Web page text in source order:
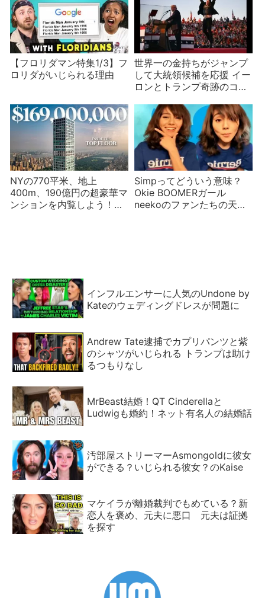
【フロリダマン特集1/3】フ
ロリダがいじられる理由
世界一の金持ちがジャンプ
して大統領候補を応援 イー
ロンとトランプ奇跡のコラ
NYの770平米、地上
400m、190億円の超豪華マ
ンションを内覧しよう！
Simpってどういう意味？
Okie BOOMERガール
neekoのファンたちの天国
インフルエンサーに人気のUndone by
Kateのウェディングドレスが問題に
Andrew Tate逮捕でカプリパンツと紫
のシャツがいじられる トランプは助け
るつもりなし
MrBeast結婚！QT Cinderellaと
Ludwigも婚約！ネット有名人の結婚話
汚部屋ストリーマーAsmongoldに彼女
ができる？いじられる彼女？のKaise
マケイラが離婚裁判でもめている？新
恋人を褒め、元夫に悪口 元夫は証拠
を探す